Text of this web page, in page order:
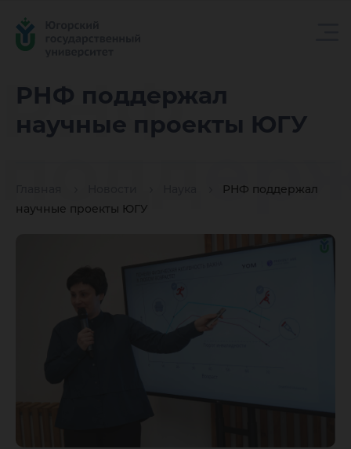
РНФ поддержал
научные проекты ЮГУ
РНФ поддержал
научные проекты ЮГУ
РНФ
проекты
ЮГУ